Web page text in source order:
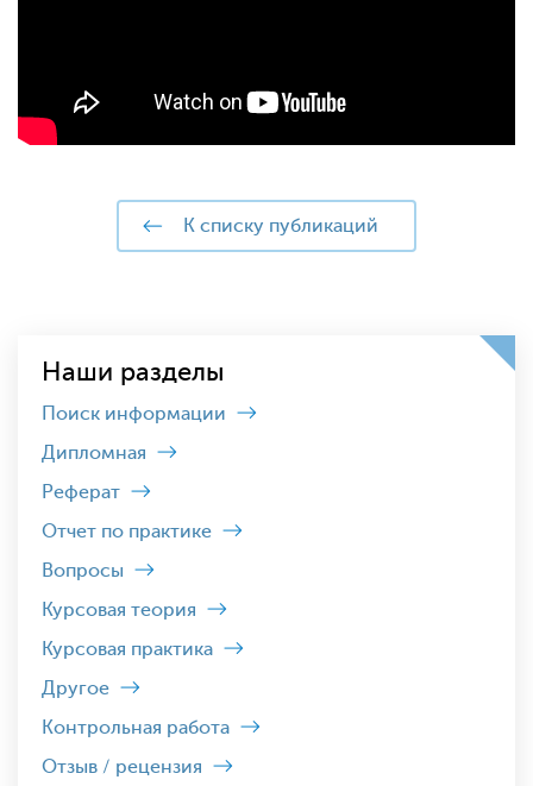
к списку публикаций
Наши разделы
Поиск информации
Дипломная
Реферат
Отчет по практике
Вопросы
Курсовая теория
Курсовая практика
Другое
Контрольная работа
Отзыв / рецензия